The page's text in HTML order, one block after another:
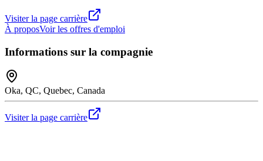
Visiter la page carrière
À proposVoir les offres d'emploi
Informations sur la compagnie
Oka, QC, Quebec, Canada
Visiter la page carrière